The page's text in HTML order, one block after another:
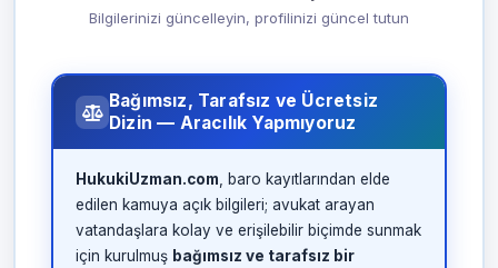
Bilgilerinizi güncelleyin, profilinizi güncel tutun
Bağımsız, Tarafsız ve Ücretsiz
Dizin — Aracılık Yapmıyoruz
HukukiUzman.com , baro kayıtlarından elde
edilen kamuya açık bilgileri; avukat arayan
vatandaşlara kolay ve erişilebilir biçimde sunmak
için kurulmuş bağımsız ve tarafsız bir